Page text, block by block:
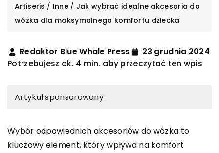
Artiseris / Inne/ Jak wybrać idealne akcesoria do
wózka dla maksymalnego komfortu dziecka
Redaktor Blue Whale Press
23 grudnia 2024
Potrzebujesz ok. 4 min. aby przeczytać ten wpis
Artykuł sponsorowany
Wybór odpowiednich akcesoriów do wózka to
kluczowy element, który wpływa na komfort